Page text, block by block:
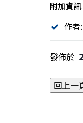
附加資訊
作者:
發佈於